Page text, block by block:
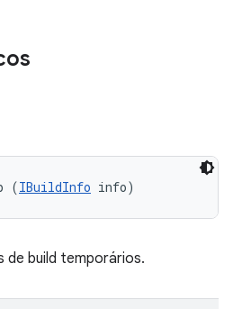
(IBuildInfo info)
de build temporários.